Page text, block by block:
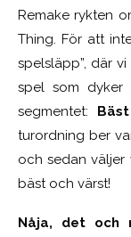
Remake rykten
Thing. För att
spelsläpp”, där
spel som
segmentet:
turordning ber
och sedan väljer
bäst och värst!
Nåja, det och